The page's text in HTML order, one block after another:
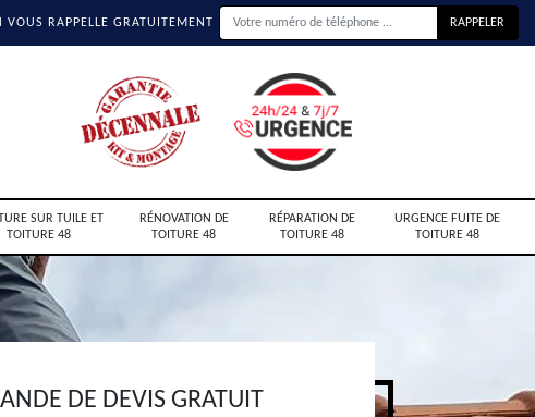
VOUS RAPPELLE GRATUITEMENT
SUR TUILE ET
TOITURE 48
RÉNOVATION DE
TOITURE 48
RÉPARATION DE
TOITURE 48
URGENCE FUITE DE
TOITURE 48
DE DEVIS GRATUIT